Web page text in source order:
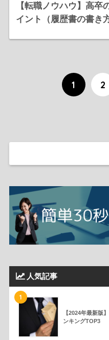
【転職ノウハウ】高
イント（履歴書の書き
1 2
人気記事
1
【2024年最新版
ンキングTOP3